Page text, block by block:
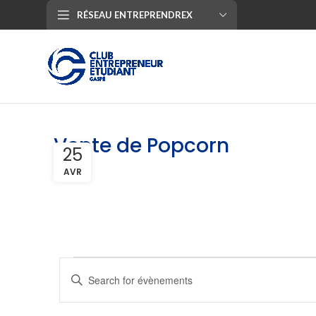
RÉSEAU ENTREPRENDREX
Vente de Popcorn
25
AVR
Évènements
Search
Entrer
mot